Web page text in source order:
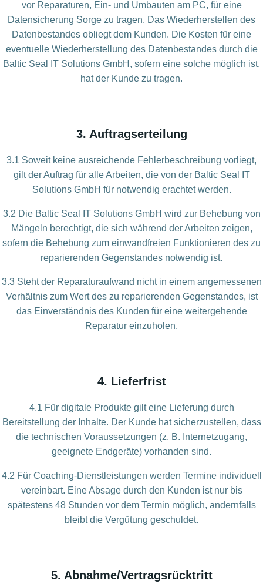
vor Reparaturen, Ein- und Umbauten am PC, für eine
Datensicherung Sorge zu tragen. Das Wiederherstellen des
Datenbestandes obliegt dem Kunden. Die Kosten für eine
eventuelle Wiederherstellung des Datenbestandes durch die
Baltic Seal IT Solutions GmbH, sofern eine solche möglich ist,
hat der Kunde zu tragen.
3. Auftragserteilung
3.1 Soweit keine ausreichende Fehlerbeschreibung vorliegt,
gilt der Auftrag für alle Arbeiten, die von der Baltic Seal IT
Solutions GmbH für notwendig erachtet werden.
3.2 Die Baltic Seal IT Solutions GmbH wird zur Behebung von
Mängeln berechtigt, die sich während der Arbeiten zeigen,
sofern die Behebung zum einwandfreien Funktionieren des zu
reparierenden Gegenstandes notwendig ist.
3.3 Steht der Reparaturaufwand nicht in einem angemessenen
Verhältnis zum Wert des zu reparierenden Gegenstandes, ist
das Einverständnis des Kunden für eine weitergehende
Reparatur einzuholen.
4. Lieferfrist
4.1 Für digitale Produkte gilt eine Lieferung durch
Bereitstellung der Inhalte. Der Kunde hat sicherzustellen, dass
die technischen Voraussetzungen (z. B. Internetzugang,
geeignete Endgeräte) vorhanden sind.
4.2 Für Coaching-Dienstleistungen werden Termine individuell
vereinbart. Eine Absage durch den Kunden ist nur bis
spätestens 48 Stunden vor dem Termin möglich, andernfalls
bleibt die Vergütung geschuldet.
5. Abnahme/Vertragsrücktritt